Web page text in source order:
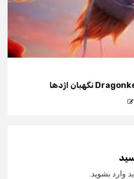
وارد بشوید.